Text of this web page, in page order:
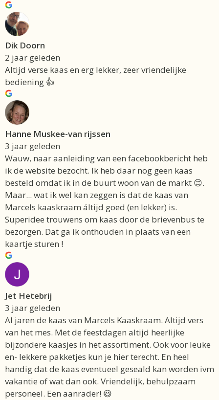
Dik Doorn
2 jaar geleden
Altijd verse kaas en erg lekker, zeer vriendelijke
bediening 👍
Hanne Muskee-van rijssen
3 jaar geleden
Wauw, naar aanleiding van een facebookbericht heb
ik de website bezocht. Ik heb daar nog geen kaas
besteld omdat ik in de buurt woon van de markt 😊.
Maar... wat ik wel kan zeggen is dat de kaas van
Marcels kaaskraam áltijd goed (en lekker) is.
Superidee trouwens om kaas door de brievenbus te
bezorgen. Dat ga ik onthouden in plaats van een
kaartje sturen !
Jet Hetebrij
3 jaar geleden
Al jaren de kaas van Marcels Kaaskraam. Altijd vers
van het mes. Met de feestdagen altijd heerlijke
bijzondere kaasjes in het assortiment. Ook voor leuke
en- lekkere pakketjes kun je hier terecht. En heel
handig dat de kaas eventueel geseald kan worden ivm
vakantie of wat dan ook. Vriendelijk, behulpzaam
personeel. Een aanrader! 😃